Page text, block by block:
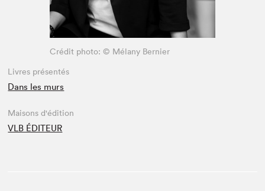
Crédit photo: © Mélany Bernier
Livres présentés
Dans les murs
Maisons d'édition
VLB ÉDITEUR